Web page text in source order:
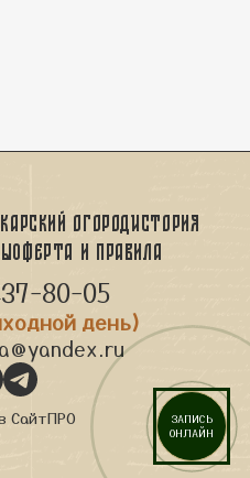
огородИстория
Оферта и правила
80-05
день)
СайтПРО
ЗАПИСЬ
ОНЛАЙН